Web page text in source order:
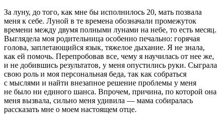
За луну, до того, как мне бы исполнилось 20, мать позвала
меня к себе. Луной в те времена обозначали промежуток
времени между двумя полными лунами на небе, то есть месяц.
Выглядела моя родительница особенно печально: горячая
голова, заплетающийся язык, тяжелое дыхание. Я не знала,
как ей помочь. Перепробовав все, чему я научилась от нее же,
и не добившись результатов, у меня опустились руки. Сыграла
свою роль и моя персональная беда, так как собраться
с мыслями и найти внезапное решение проблемы у меня
не было ни единого шанса. Впрочем, причина, по которой она
меня вызвала, сильно меня удивила — мама собиралась
рассказать мне о моем настоящем отце.